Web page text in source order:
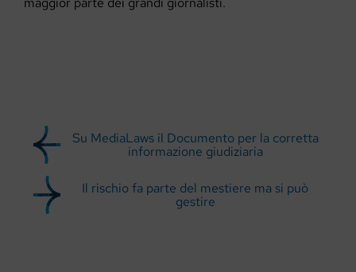
Su MediaLaws il Documento per la corretta
informazione giudiziaria
Il rischio fa parte del mestiere ma si può
gestire